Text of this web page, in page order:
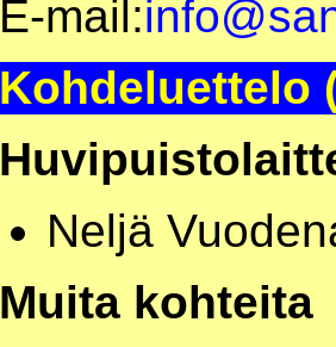
E-mail:
Kohdeluettelo
Neljä
Muita kohteita